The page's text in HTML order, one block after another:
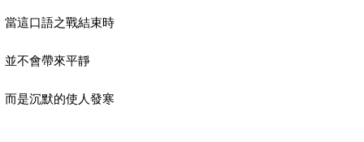
當這口語之戰結束時
並不會帶來平靜
而是沉默的使人發寒